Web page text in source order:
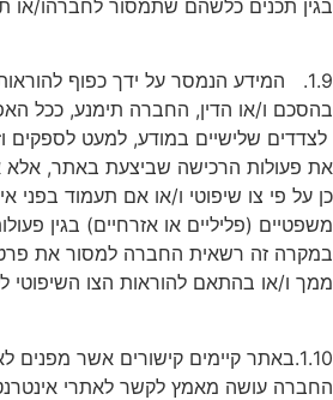
בגין תכנים כלשהם שתמסור לחברהו/
1.9. המידע הנמסר על ידך כפוף
בהסכם ו/או הדין, החברה תימנע, ככל
לצדדים שלישיים במודע, למעט לספקים
את פעולות הרכישה שביצעת באתר,
כן על פי צו שיפוטי ו/או אם תעמוד בפני
משפטיים (פליליים או אזרחיים) בגין
במקרה זה רשאית החברה למסור את
ממך ו/או בהתאם להוראות הצו השיפוטי
1.10.באתר קיימים קישורים אשר
החברה עושה מאמץ לקשר לאתרי